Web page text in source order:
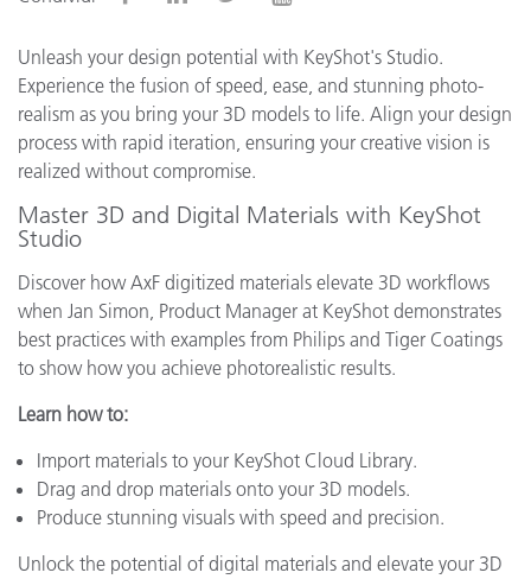
Unleash your design potential with KeyShot's Studio.
Experience the fusion of speed, ease, and stunning photo-
realism as you bring your 3D models to life. Align your design
process with rapid iteration, ensuring your creative vision is
realized without compromise.
Master 3D and Digital Materials with KeyShot
Studio
Discover how AxF digitized materials elevate 3D workflows
when Jan Simon, Product Manager at KeyShot demonstrates
best practices with examples from Philips and Tiger Coatings
to show how you achieve photorealistic results.
Learn how to:
Import materials to your KeyShot Cloud Library.
Drag and drop materials onto your 3D models.
Produce stunning visuals with speed and precision.
Unlock the potential of digital materials and elevate your 3D